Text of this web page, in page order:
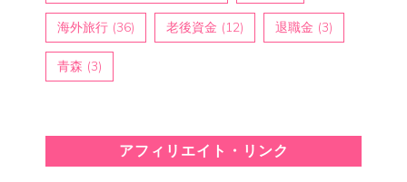
海外旅行 (36) 老後資金 (12) 退職金 (3)
青森 (3)
アフィリエイト・リンク